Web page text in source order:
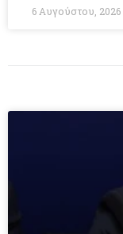
6 Αυγούστου, 2026